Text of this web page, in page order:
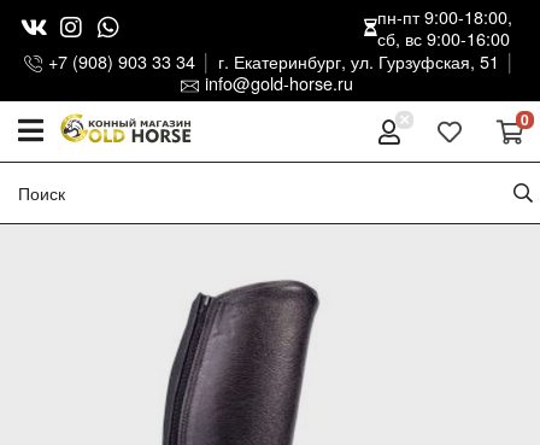
+7 (908) 903 33 34
г. Екатеринбург, ул. Гурзуфская, 51
info@gold-horse.ru
пн-пт 9:00-18:00,
сб, вс 9:00-16:00
0